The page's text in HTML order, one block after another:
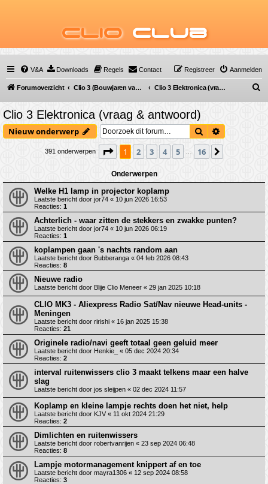
Clio Club
V&A Downloads Regels Contact Aanmelden
Registreer
Forumoverzicht Clio 3 (Bouwjaren van 2005 tot 2012) Clio 3 Elektronica (vraag & antwoord)
o
Clio 3 Elektronica (vraag & antwoord)
Nieuw onderwerp Zoek
391 onderwerpen Pagina van16
1 2 3 4 5 16
Onderwerpen
Welke H1 lamp in projector koplamp
Laatste bericht door jor74 « 10 jun 2026 16:53
Reacties: 1
Achterlich - waar zitten de stekkers en zwakke punten?
Laatste bericht door jor74 « 10 jun 2026 06:19
Reacties: 1
koplampen gaan 's nachts random aan
Laatste bericht door Bubberanga « 04 feb 2026 08:43
Reacties: 8
Nieuwe radio
Laatste bericht door Blije Clio Meneer « 29 jan 2025 10:18
CLIO MK3 - Aliexpress Radio Sat/Nav nieuwe Head-units -
Meningen
Laatste bericht door ririshi « 16 jan 2025 15:38
Reacties: 21
Originele radio/navi geeft totaal geen geluid meer
Laatste bericht door Henkie_ « 05 dec 2024 20:34
Reacties: 2
interval ruitenwissers clio 3 maakt telkens maar een halve
slag
Laatste bericht door jos sleijpen « 02 dec 2024 11:57
Koplamp en kleine lampje rechts doen het niet, help
Laatste bericht door KJV « 11 okt 2024 21:29
Reacties: 2
Dimlichten en ruitenwissers
Laatste bericht door robertvanrijen « 23 sep 2024 06:48
Reacties: 8
Lampje motormanagement knippert af en toe
Laatste bericht door mayra1306 « 12 sep 2024 08:58
Reacties: 3